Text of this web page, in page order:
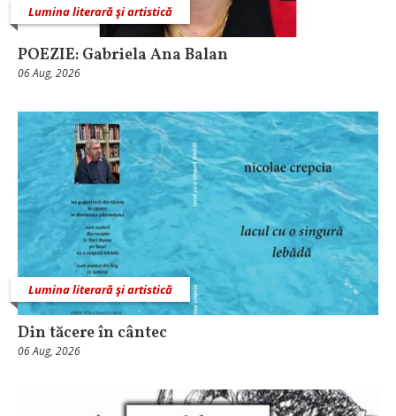
Lumina literară şi artistică
POEZIE: Gabriela Ana Balan
06 Aug, 2026
Lumina literară şi artistică
Din tăcere în cântec
06 Aug, 2026